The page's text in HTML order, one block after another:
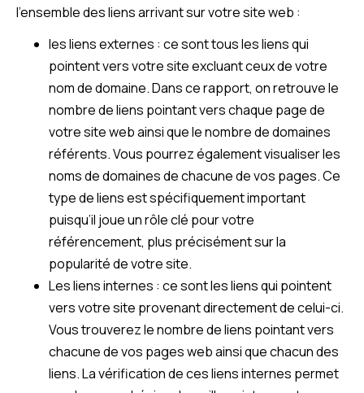
l’ensemble des liens arrivant sur votre site web :
les liens externes : ce sont tous les liens qui
pointent vers votre site excluant ceux de votre
nom de domaine. Dans ce rapport, on retrouve le
nombre de liens pointant vers chaque page de
votre site web ainsi que le nombre de domaines
référents. Vous pourrez également visualiser les
noms de domaines de chacune de vos pages. Ce
type de liens est spécifiquement important
puisqu’il joue un rôle clé pour votre
référencement, plus précisément sur la
popularité de votre site.
Les liens internes : ce sont les liens qui pointent
vers votre site provenant directement de celui-ci.
Vous trouverez le nombre de liens pointant vers
chacune de vos pages web ainsi que chacun des
liens. La vérification de ces liens internes permet